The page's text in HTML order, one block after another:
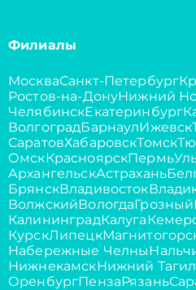
Филиалы
МоскваСанкт-Петербург
Ростов-на-ДонуНижний
ЧелябинскЕкатеринбург
ВолгоградБарнаулИжевск
СаратовХабаровскТомск
ОмскКрасноярскПермь
АрхангельскАстрахань
БрянскВладивосток
ВолжскийВологдаГрозный
КалининградКалуга
КурскЛипецк
Набережные Челны
НижнекамскНижний Тагил
ОренбургПензаРязань